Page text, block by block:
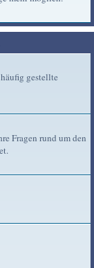
gestellte
Fragen rund um den